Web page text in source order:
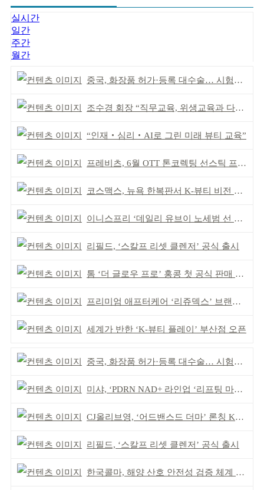
실시간
일간
주간
월간
중국, 화장품 허가·등록 대수술… 시험자료 공용 허용
조수경 회장 “직무교육, 위생교육과 다르다”
“인재‧심리‧AI로 그린 미래 뷰티 교육”
프레비츠, 6월 OTT 톤코렉팅 선스틱 프로모션
코스맥스, 뉴욕 한복판서 K-뷰티 비전 제시
이니스프리 ‘데일리 유브이 노세범 선 파우더’ 출시
리필드, ‘스칼프 리셋 클렌저’ 공식 출시
톰 ‘더 글로우 프로’ 홍콩 첫 공식 판매 완판
프리미엄 애프터케어 ‘리쥬덱스’ 브랜드 리뉴얼
세계가 반한 ‘K-뷰티 플레이’ 부산점 오픈
중국, 화장품 허가·등록 대수술… 시험자료 공용 허용
미샤, ‘PDRN NAD+ 라인업 ‘리프팅 마스크’ 출시
CJ올리브영, ‘어드밴스드 더마’ 론칭 K더마 육성 박차
리필드, ‘스칼프 리셋 클렌저’ 공식 출시
한국콜마, 해양 산호 안전성 검증 체계 구축